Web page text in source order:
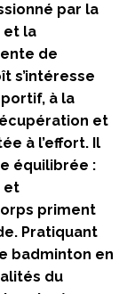
par la
et la
de
s’intéresse
à la
et
à l’effort. Il
équilibrée :
et
priment
Pratiquant
badminton en
du